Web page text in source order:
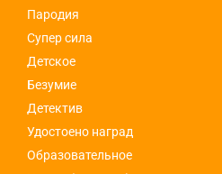
Пародия
Супер сила
Детское
Безумие
Детектив
Удостоено наград
Образовательное